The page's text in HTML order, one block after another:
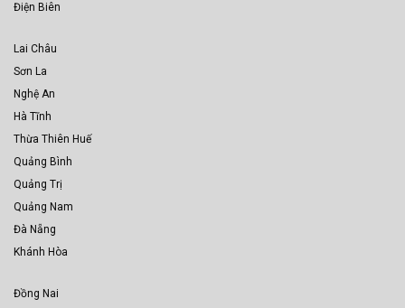
Điện Biên
Lai Châu
Sơn La
Nghệ An
Hà Tĩnh
Thừa Thiên Huế
Quảng Bình
Quảng Trị
Quảng Nam
Đà Nẵng
Khánh Hòa
Đồng Nai